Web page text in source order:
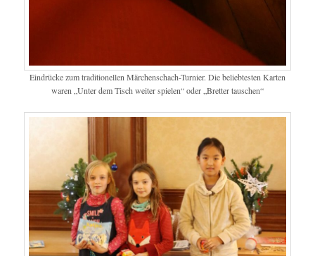
Eindrücke zum traditionellen Märchenschach-Turnier. Die beliebtesten Karten
waren „Unter dem Tisch weiter spielen“ oder „Bretter tauschen“